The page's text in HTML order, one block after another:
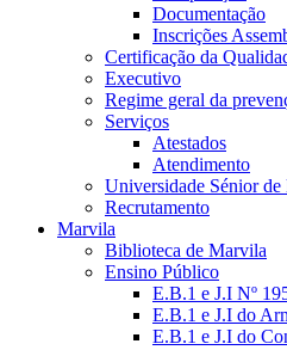
Documentação
Inscrições
Certificação da
Executivo
Regime geral da
Serviços
Atestados
Atendimento
Universidade Sénior
Recrutamento
Marvila
Biblioteca de Marvila
Ensino Público
E.B.1 e J.I Nº
E.B.1 e J.I do
E.B.1 e J.I do